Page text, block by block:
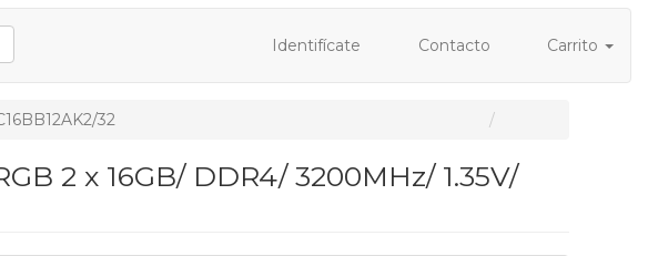
Identifícate Contacto Carrito
32
2 x 16GB/ DDR4/ 3200MHz/ 1.35V/